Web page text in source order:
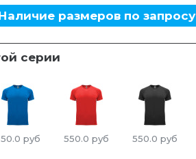
размеров по запросу
серии
руб 550.0 руб 550.0 руб